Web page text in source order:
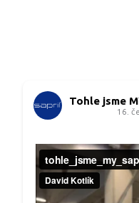
Tohle jsme
16.